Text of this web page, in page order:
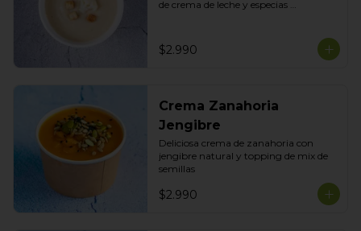
de crema de leche y especias
$2.990
Crema Zanahoria
Jengibre
Deliciosa crema de zanahoria con
jengibre natural y topping de mix de
semillas
$2.990